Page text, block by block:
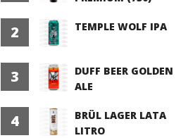
2 TEMPLE WOLF IPA
3
DUFF BEER GOLDEN
ALE
4
BRÜL LAGER LATA
LITRO